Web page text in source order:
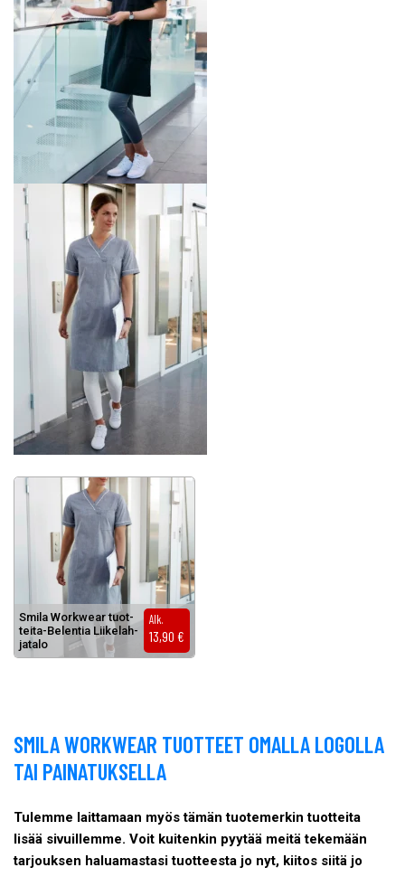
Smi­la Work­wear tuot­
tei­ta-Be­len­tia Lii­ke­lah­
ja­ta­lo
Alk.
13,90 €
SMILA WORKWEAR TUOTTEET OMALLA LOGOLLA
TAI PAINATUKSELLA
Tulemme laittamaan myös tämän tuotemerkin tuotteita
lisää sivuillemme. Voit kuitenkin pyytää meitä tekemään
tarjouksen haluamastasi tuotteesta jo nyt, kiitos siitä jo